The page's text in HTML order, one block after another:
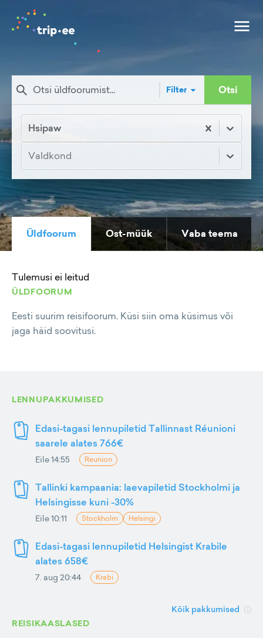
Filter Otsi
Hsipaw
Valdkond
Üldfoorum Ost-müük Vaba teema
Tulemusi ei leitud
ÜLDFOORUM
Eesti suurim reisifoorum. Küsi siin oma küsimus või
jaga häid soovitusi.
LENNUPAKKUMISED
Edasi-tagasi lennupiletid Tallinnast Réunioni
saarele alates 766€
Eile 14:55 Reunion
Tallinki kampaania: laevapiletid Stockholmi ja
Helsingisse kuni -30%
Eile 10:11 Stockholm Helsingi
Edasi-tagasi lennupiletid Helsingist Krabile
alates 658€
7. aug 20:44 Krabi
Kõik pakkumised
REISIKAASLASED